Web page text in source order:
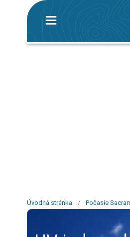
Úvodná stránka / Počasie